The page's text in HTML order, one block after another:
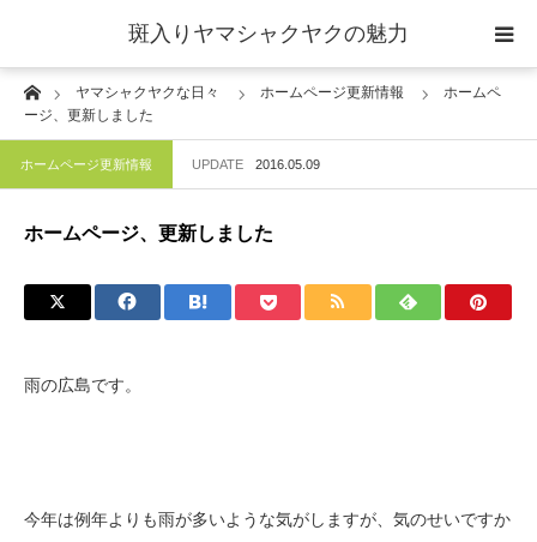
斑入りヤマシャクヤクの魅力
Homeヤマシャクヤクな日々 ホームページ更新情報
ホームペ
ージ、更新しました
ホームページ更新情報 UPDATE 2016.05.09
ホームページ、更新しました
雨の広島です。
今年は例年よりも雨が多いような気がしますが、気のせいですか
当サイトについて
斑入りヤマシャクヤクの魅力 ギャラリー
ブログ ーヤマシャクヤクな日々ー
栽培について